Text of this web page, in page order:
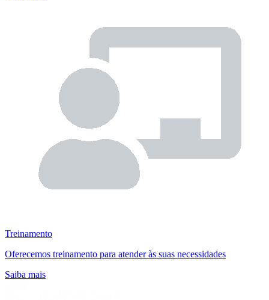
Treinamento
Oferecemos treinamento para atender às suas necessidades
Saiba mais